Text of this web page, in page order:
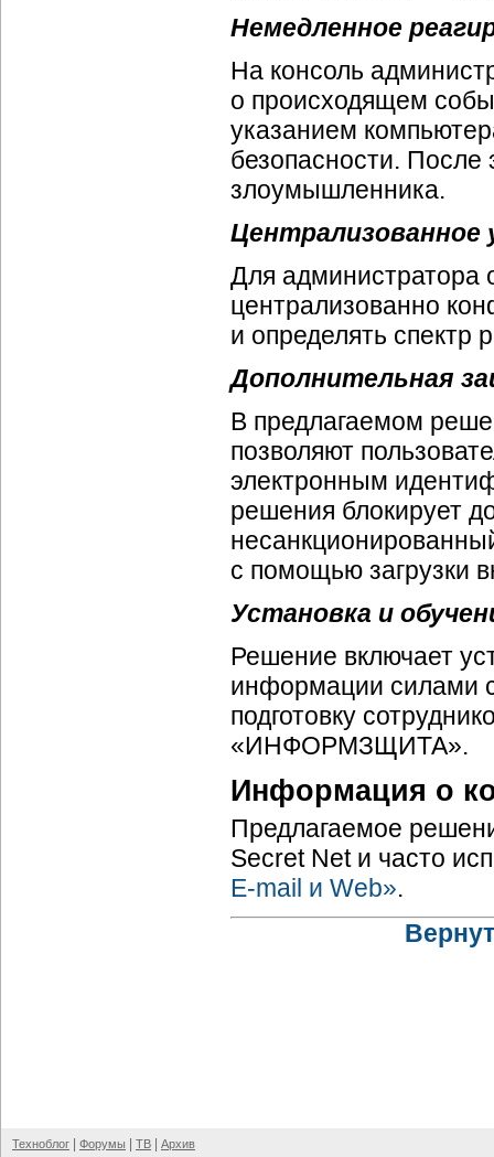
Немедленное
На консоль
о происходящем
указанием
безопасности. После
злоумышленника.
Централизованное
Для администратора
централизованно
и определять спектр
Дополнительная
В предлагаемом
позволяют
электронным
решения блокирует
с помощью загрузки
Установка и
Решение включает
информации
подготовку
«ИНФОРМЗЩИТА».
Информация о
Предлагаемое
Secret Net и часто
E-mail и Web».
Техноблог Форумы ТВ Архив